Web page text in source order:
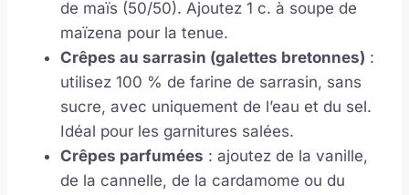
de maïs (50/50). Ajoutez 1 c. à soupe de
maïzena pour la tenue.
Crêpes au sarrasin (galettes bretonnes) :
utilisez 100 % de farine de sarrasin, sans
sucre, avec uniquement de l’eau et du sel.
Idéal pour les garnitures salées.
Crêpes parfumées : ajoutez de la vanille,
de la cannelle, de la cardamome ou du